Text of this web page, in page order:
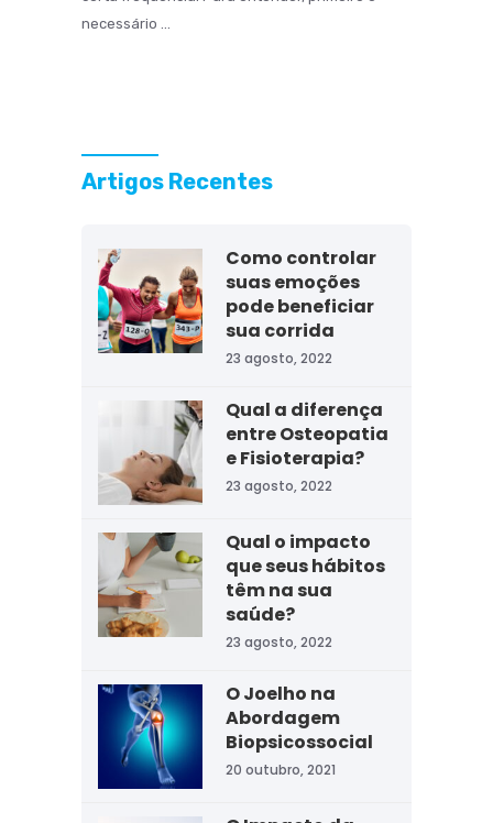
necessário ...
Artigos Recentes
Como controlar
suas emoções
pode beneficiar
sua corrida
23 agosto, 2022
Qual a diferença
entre Osteopatia
e Fisioterapia?
23 agosto, 2022
Qual o impacto
que seus hábitos
têm na sua
saúde?
23 agosto, 2022
O Joelho na
Abordagem
Biopsicossocial
20 outubro, 2021